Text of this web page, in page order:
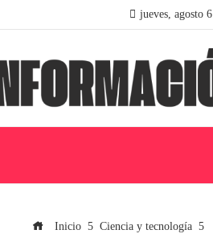
jueves, agosto 6
Inicio
Ciencia y tecnología